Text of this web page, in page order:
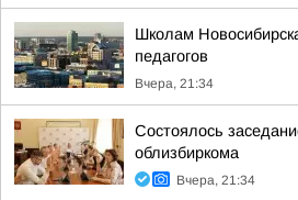
Школам
педагогов
Вчера, 21:34
Состоялось
облизбиркома
Вчера, 21:34